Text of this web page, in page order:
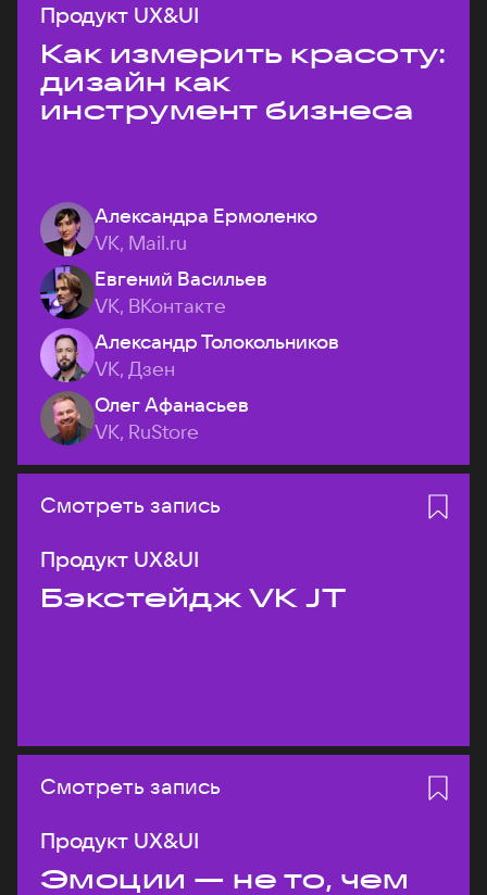
Продукт UX&UI
Как измерить красоту:
дизайн как
инструмент бизнеса
Александра Ермоленко
VK, Mail.ru
Евгений Васильев
VK, ВКонтакте
Александр Толокольников
VK, Дзен
Олег Афанасьев
VK, RuStore
Смотреть запись
Продукт UX&UI
Бэкстейдж VK JT
Смотреть запись
Продукт UX&UI
Эмоции — не то, чем